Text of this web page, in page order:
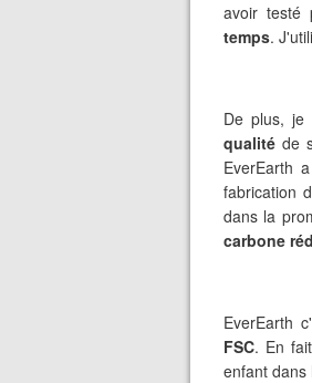
avoir testé
temps.
De plus, je
qualitéde
EverEarth
fabrication
dans la
carbone
EverEarth
FSC. En
enfant dans